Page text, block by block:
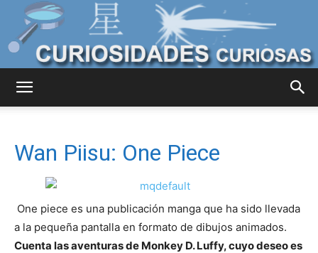
Curiosas
del
Wan Piisu: One Piece
One piece es una publicación manga que ha sido llevada
a la pequeña pantalla en formato de dibujos animados.
Cuenta las aventuras de Monkey D. Luffy, cuyo deseo es